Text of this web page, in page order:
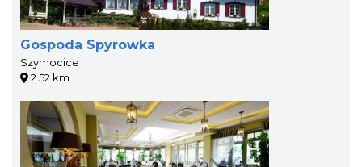
Gospoda Spyrowka
Szymocice
2.52 km